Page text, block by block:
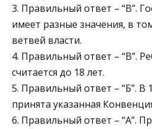
3. Правильный ответ – “В”.
имеет разные значения, в
ветвей власти.
4. Правильный ответ – “В”.
считается до 18 лет.
5. Правильный ответ – “Б”. В
принята указанная
6. Правильный ответ – “А”.